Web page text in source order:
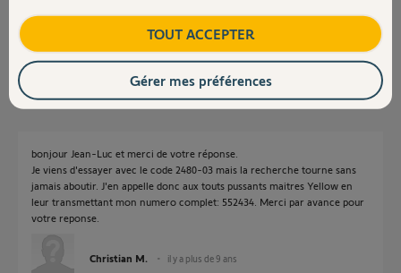
S'il n'y a jamais eu de compte créé, lorsqu'on vous demande le n° de
carte IP, essayez celui-ci: 2480-03
il y a plus de 9 ans
bonjour Jean-Luc et merci de votre réponse.
Je viens d'essayer avec le code 2480-03 mais la recherche tourne sans
jamais aboutir. J'en appelle donc aux touts pussants maitres Yellow en
leur transmettant mon numero complet: 552434. Merci par avance pour
votre reponse.
Christian M. il y a plus de 9 ans
TOUT ACCEPTER
Gérer mes préférences